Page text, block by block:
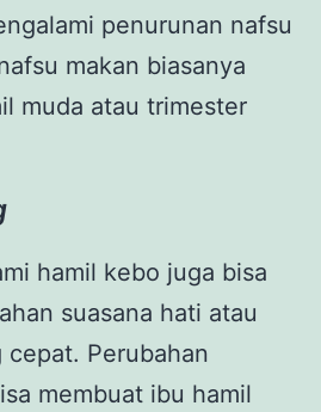
penurunan nafsu
makan biasanya
muda atau trimester
hamil kebo juga bisa
suasana hati atau
cepat. Perubahan
membuat ibu hamil